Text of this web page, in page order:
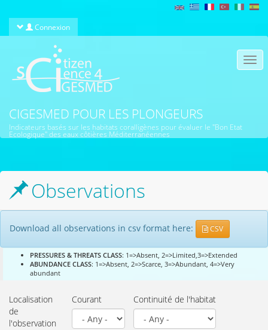
Connexion
CIGESMED POUR LES PLONGEURS
Indicateurs basés sur les habitats coralligènes pour évaluer le "Bon Etat
Ecologique" des eaux côtières Méditerranéennes
Observations
Download all observations in csv format here: CSV
PRESSURES & THREATS CLASS: 1=>Absent, 2=>Limited,3=>Extended
ABUNDANCE CLASS: 1=>Absent, 2=>Scarce, 3=>Abundant, 4=>Very
abundant
Localisation
de
l'observation
Courant Continuité de l'habitat